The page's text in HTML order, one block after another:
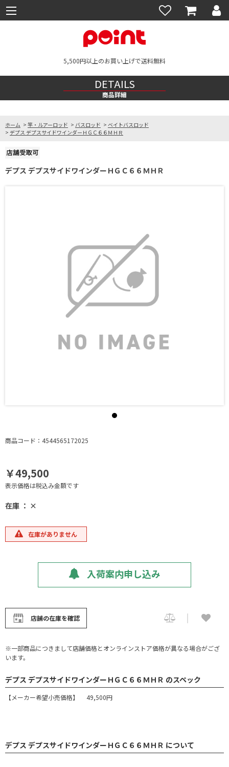
5,500円以上のお買い上げで送料無料
DETAILS
商品詳細
ホーム > 竿・ルアーロッド > バスロッド > ベイトバスロッド
> デプス デプスサイドワインダーＨＧＣ６６ＭＨＲ
デプス デプスサイドワインダーＨＧＣ６６ＭＨＲ
商品コード：4544565172025
￥49,500
表示価格は税込み金額です
在庫 ： ×
在庫がありません
入荷案内申し込み
店舗の在庫を確認
※一部商品につきまして店舗価格とオンラインストア価格が異なる場合がござ
います。
デプス デプスサイドワインダーＨＧＣ６６ＭＨＲ のスペック
【メーカー希望小売価格】 49,500円
デプス デプスサイドワインダーＨＧＣ６６ＭＨＲ について